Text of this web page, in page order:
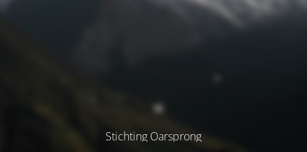
Stichting Oarsprong